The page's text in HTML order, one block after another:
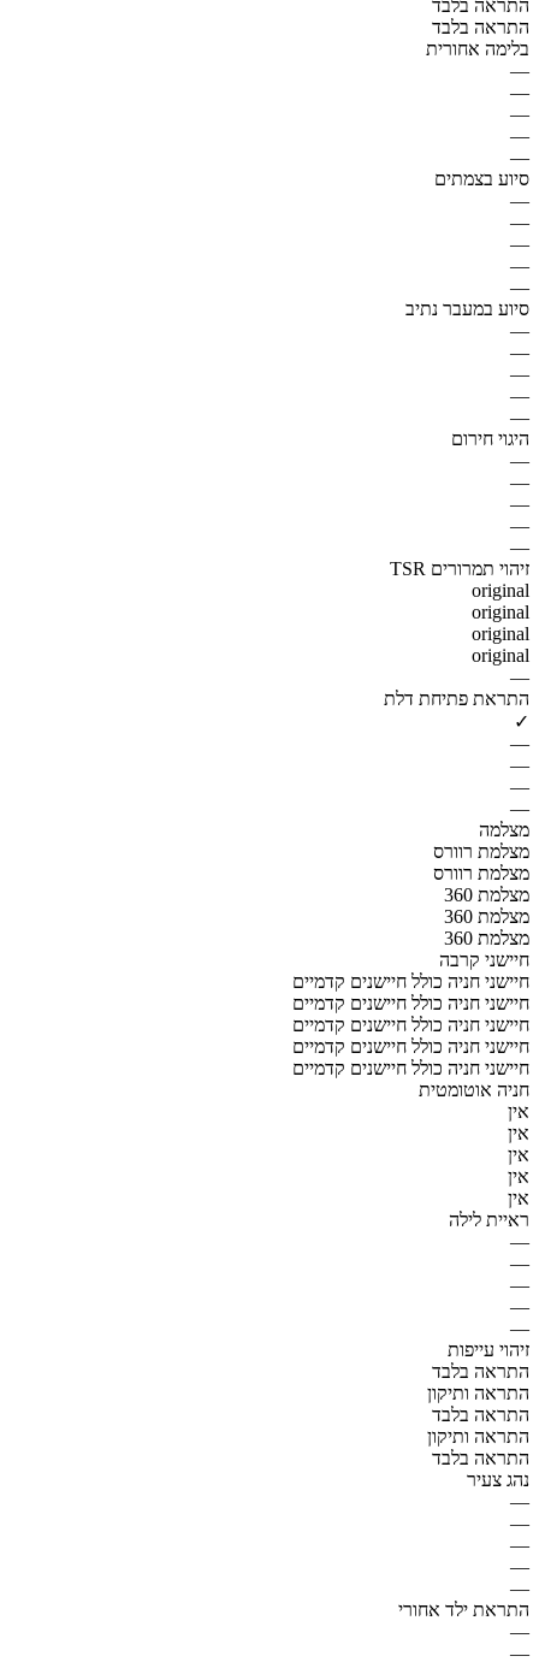
התראה בלבד
התראה בלבד
בלימה אחורית
—
—
—
—
—
סיוע בצמתים
—
—
—
—
—
סיוע במעבר נתיב
—
—
—
—
—
היגוי חירום
—
—
—
—
—
זיהוי תמרורים TSR
original
original
original
original
—
התראת פתיחת דלת
✓
—
—
—
—
מצלמה
מצלמת רוורס
מצלמת רוורס
מצלמת 360
מצלמת 360
מצלמת 360
חיישני קרבה
חיישני חניה כולל חיישנים קדמיים
חיישני חניה כולל חיישנים קדמיים
חיישני חניה כולל חיישנים קדמיים
חיישני חניה כולל חיישנים קדמיים
חיישני חניה כולל חיישנים קדמיים
חניה אוטומטית
אין
אין
אין
אין
אין
ראיית לילה
—
—
—
—
—
זיהוי עייפות
התראה בלבד
התראה ותיקון
התראה בלבד
התראה ותיקון
התראה בלבד
נהג צעיר
—
—
—
—
—
התראת ילד אחורי
—
—